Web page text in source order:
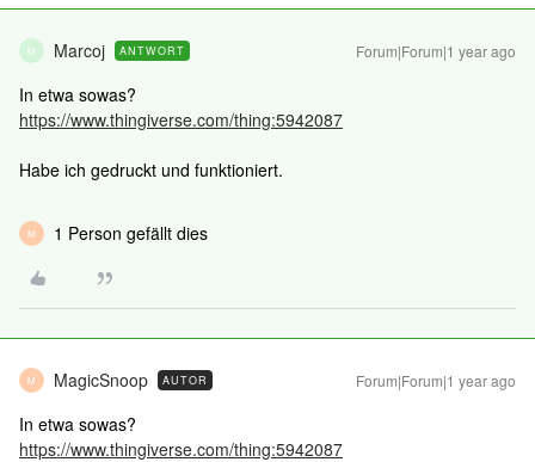
M Marcoj ANTWORT Forum|Forum|1 year ago
In etwa sowas?
https://www.thingiverse.com/thing:5942087
Habe ich gedruckt und funktioniert.
M 1 Person gefällt dies
M MagicSnoop AUTOR Forum|Forum|1 year ago
In etwa sowas?
https://www.thingiverse.com/thing:5942087